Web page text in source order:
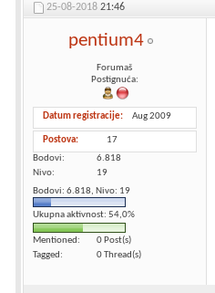
25-08-2018 21:46
pentium4
Forumaš
Postignuća:
Datum registracije Aug 2009
Postova
17
Bodovi
6.818
Nivo
19
Bodovi: 6.818, Nivo: 19
Ukupna aktivnost: 54,0%
Mentioned
0 Post(s)
Tagged
0 Thread(s)